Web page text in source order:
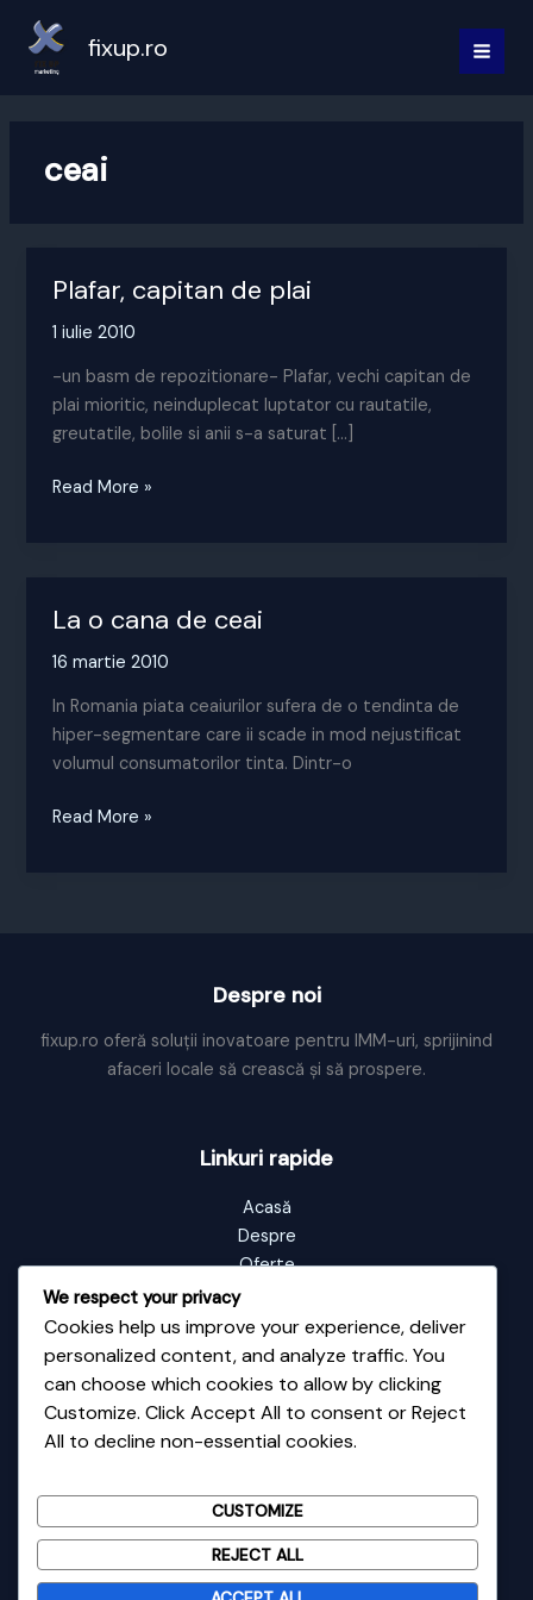
content
fixup.ro
ceai
Plafar, capitan de plai
1 iulie 2010
-un basm de repozitionare- Plafar, vechi capitan de
plai mioritic, neinduplecat luptator cu rautatile,
greutatile, bolile si anii s-a saturat […]
Plafar,
Read More »
La o cana de ceai
16 martie 2010
In Romania piata ceaiurilor sufera de o tendinta de
hiper-segmentare care ii scade in mod nejustificat
volumul consumatorilor tinta. Dintr-o
La
Read More »
Despre noi
fixup.ro oferă soluții inovatoare pentru IMM-uri, sprijinind
afaceri locale să crească și să prospere.
Linkuri rapide
Acasă
Despre
Oferte
Portofoliu
Blog
Contact
Informații de contact
Email: contact@fixup.ro
Telefon: 0726135589
We respect your privacy
Cookies help us improve your experience, deliver
personalized content, and analyze traffic. You
can choose which cookies to allow by clicking
Customize. Click Accept All to consent or Reject
All to decline non-essential cookies.
CUSTOMIZE
REJECT ALL